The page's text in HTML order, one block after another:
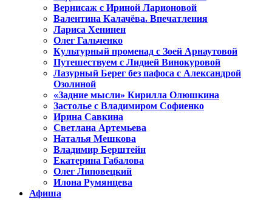
Вернисаж с Ириной Ларионовой
Валентина Калачёва. Впечатления
Лариса Хенинен
Олег Гальченко
Культурный променад с Зоей Арнаутовой
Путешествуем с Лидией Винокуровой
Лазурный Берег без пафоса с Александрой
Озолиной
«Задние мысли» Кирилла Олюшкина
Застолье с Владимиром Софиенко
Ирина Савкина
Светлана Артемьева
Наталья Мешкова
Владимир Берштейн
Екатерина Габалова
Олег Липовецкий
Илона Румянцева
Афиша